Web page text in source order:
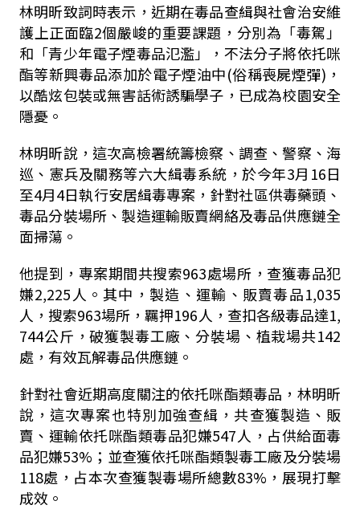
林明昕致詞時表示，近期在毒品查緝與社會治安維
護上正面臨2個嚴峻的重要課題，分別為「毒駕」
和「青少年電子煙毒品氾濫」，不法分子將依托咪
酯等新興毒品添加於電子煙油中(俗稱喪屍煙彈)，
以酷炫包裝或無害話術誘騙學子，已成為校園安全
隱憂。
林明昕說，這次高檢署統籌檢察、調查、警察、海
巡、憲兵及關務等六大緝毒系統，於今年3月16日
至4月4日執行安居緝毒專案，針對社區供毒藥頭、
毒品分裝場所、製造運輸販賣網絡及毒品供應鏈全
面掃蕩。
他提到，專案期間共搜索963處場所，查獲毒品犯
嫌2,225人。其中，製造、運輸、販賣毒品1,035
人，搜索963場所，羈押196人，查扣各級毒品達1,
744公斤，破獲製毒工廠、分裝場、植栽場共142
處，有效瓦解毒品供應鏈。
針對社會近期高度關注的依托咪酯類毒品，林明昕
說，這次專案也特別加強查緝，共查獲製造、販
賣、運輸依托咪酯類毒品犯嫌547人，占供給面毒
品犯嫌53%；並查獲依托咪酯類製毒工廠及分裝場
118處，占本次查獲製毒場所總數83%，展現打擊
成效。